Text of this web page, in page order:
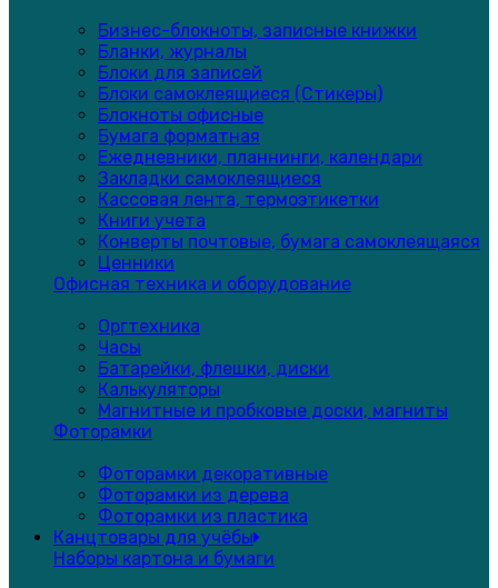
Бизнес-блокноты, записные книжки
Бланки, журналы
Блоки для записей
Блоки самоклеящиеся (Стикеры)
Блокноты офисные
Бумага форматная
Ежедневники, планнинги, календари
Закладки самоклеящиеся
Кассовая лента, термоэтикетки
Книги учета
Конверты почтовые, бумага самоклеящаяся
Ценники
Офисная техника и оборудование
Оргтехника
Часы
Батарейки, флешки, диски
Калькуляторы
Магнитные и пробковые доски, магниты
Фоторамки
Фоторамки декоративные
Фоторамки из дерева
Фоторамки из пластика
Канцтовары для учёбы
Наборы картона и бумаги